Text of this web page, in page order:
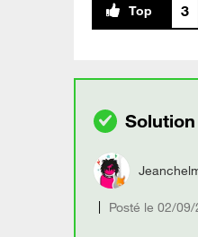
3
Posté le ‎02/09/